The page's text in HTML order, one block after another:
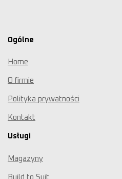
Ogólne
Home
O firmie
Polityka prywatności
Kontakt
Usługi
Magazyny
Build to Suit